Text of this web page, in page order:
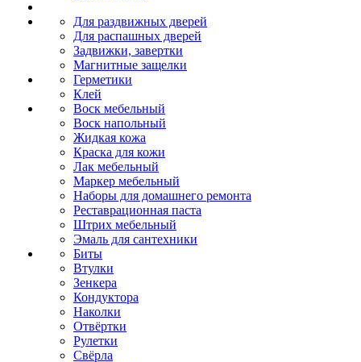
Для раздвижных дверей
Для распашных дверей
Задвижки, завертки
Магнитные защелки
Герметики
Клей
Воск мебельный
Воск напольный
Жидкая кожа
Краска для кожи
Лак мебельный
Маркер мебельный
Наборы для домашнего ремонта
Реставрационная паста
Штрих мебельный
Эмаль для сантехники
Биты
Втулки
Зенкера
Кондуктора
Наколки
Отвёртки
Рулетки
Свёрла